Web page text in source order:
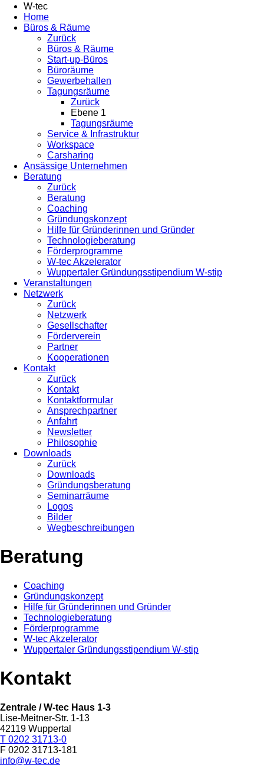
W-tec
Home
Büros & Räume
Zurück
Büros & Räume
Start-up-Büros
Büroräume
Gewerbehallen
Tagungsräume
Zurück
Ebene 1
Tagungsräume
Service & Infrastruktur
Workspace
Carsharing
Ansässige Unternehmen
Beratung
Zurück
Beratung
Coaching
Gründungskonzept
Hilfe für Gründerinnen und Gründer
Technologieberatung
Förderprogramme
W-tec Akzelerator
Wuppertaler Gründungsstipendium W-stip
Veranstaltungen
Netzwerk
Zurück
Netzwerk
Gesellschafter
Förderverein
Partner
Kooperationen
Kontakt
Zurück
Kontakt
Kontaktformular
Ansprechpartner
Anfahrt
Newsletter
Philosophie
Downloads
Zurück
Downloads
Gründungsberatung
Seminarräume
Logos
Bilder
Wegbeschreibungen
Beratung
Coaching
Gründungskonzept
Hilfe für Gründerinnen und Gründer
Technologieberatung
Förderprogramme
W-tec Akzelerator
Wuppertaler Gründungsstipendium W-stip
Kontakt
Zentrale / W-tec Haus 1-3
Lise-Meitner-Str. 1-13
42119 Wuppertal
T 0202 31713-0
F 0202 31713-181
info@w-tec.de